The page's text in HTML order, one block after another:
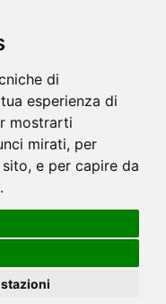
di
esperienza di
mostrarti
mirati, per
e per capire da